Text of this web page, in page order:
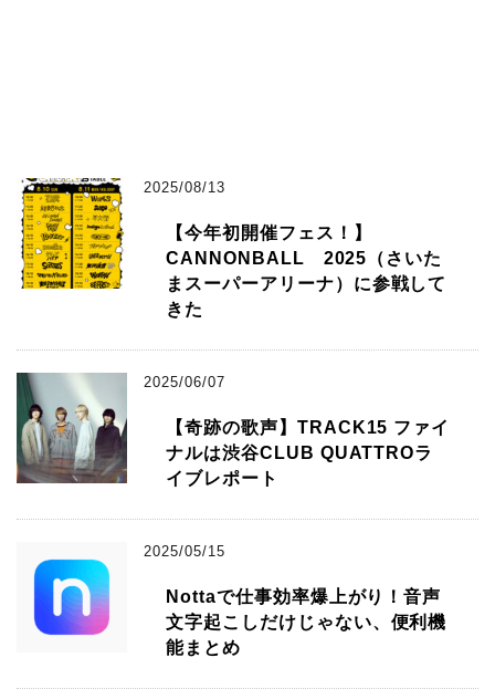
2025/08/13
【今年初開催フェス！】
CANNONBALL 2025（さいた
まスーパーアリーナ）に参戦して
きた
2025/06/07
【奇跡の歌声】TRACK15 ファイ
ナルは渋谷CLUB QUATTROラ
イブレポート
2025/05/15
Nottaで仕事効率爆上がり！音声
文字起こしだけじゃない、便利機
能まとめ